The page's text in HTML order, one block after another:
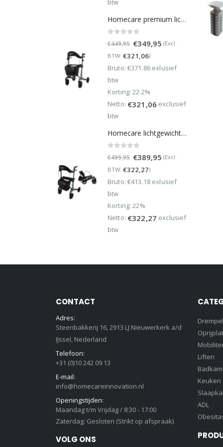
btw
Homecare premium lichtgewicht 5,4 kg - carbon rollator - 150 kg draaggewicht - Opvouwbaar - Groen - incl stokhouder
€449,95 Oorspronkelijke
prijs
was:
€349,95 Huidige
is:
(Excl.
BTW: €321,06)
Bruto: €371.86 exlusief
btw
Korting: 22.2%
Netto: €321,06 exclusief
btw
Homecare lichtgewicht Rollator van 5,8 kg – Carbon rollator tot 150 kg draaggewicht – Dubbel opvouwbaar en inclusief reistas - Groen
€499,95 Oorspronkelijke
prijs
was:
€389,95 Huidige
is:
(Excl.
BTW: €322,27)
Bruto: €413.18 exlusief
btw
Korting: 22%
Netto: €322,27 exclusief
btw
CONTACT
Adres:
Steenbakkerij 16, 2913 LJ Nieuwerkerk a/d
IJssel, Nederland
Telefoon:
+31 (0)10 242 09 13
E-mail:
info@homecareinnovation.nl
Openingstijden:
Maandag t/m Vrijdag / 8:30 - 17:00
Zaterdag: Gesloten (Strikt op afspraak)
VOLG ONS
Liften
Keuken
ADL